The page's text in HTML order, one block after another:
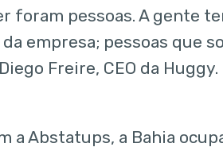
foram pessoas. A gente
da empresa; pessoas que
Freire, CEO da Huggy.
a Abstatups, a Bahia